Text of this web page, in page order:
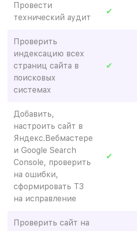
Провести
технический аудит
✔
Проверить
индексацию всех
страниц сайта в
поисковых
системах
✔
Добавить,
настроить сайт в
Яндекс.Вебмастере
и Google Search
Console, проверить
на ошибки,
сформировать ТЗ
на исправление
✔
Проверить сайт на